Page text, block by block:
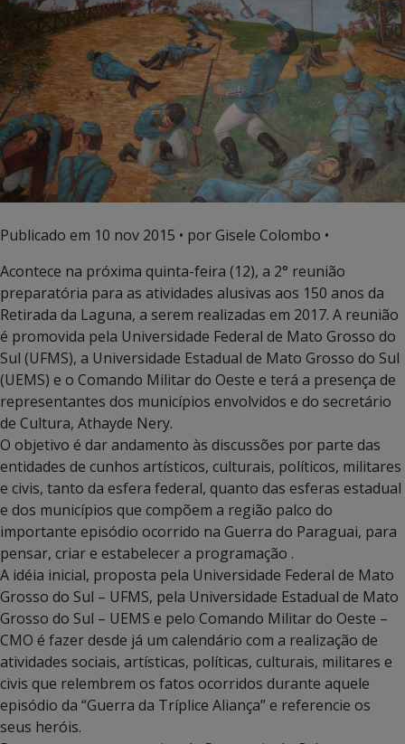
Publicado em 10 nov 2015 • por Gisele Colombo •
Acontece na próxima quinta-feira (12), a 2° reunião
preparatória para as atividades alusivas aos 150 anos da
Retirada da Laguna, a serem realizadas em 2017. A reunião
é promovida pela Universidade Federal de Mato Grosso do
Sul (UFMS), a Universidade Estadual de Mato Grosso do Sul
(UEMS) e o Comando Militar do Oeste e terá a presença de
representantes dos municípios envolvidos e do secretário
de Cultura, Athayde Nery.
O objetivo é dar andamento às discussões por parte das
entidades de cunhos artísticos, culturais, políticos, militares
e civis, tanto da esfera federal, quanto das esferas estadual
e dos municípios que compõem a região palco do
importante episódio ocorrido na Guerra do Paraguai, para
pensar, criar e estabelecer a programação .
A idéia inicial, proposta pela Universidade Federal de Mato
Grosso do Sul – UFMS, pela Universidade Estadual de Mato
Grosso do Sul – UEMS e pelo Comando Militar do Oeste –
CMO é fazer desde já um calendário com a realização de
atividades sociais, artísticas, políticas, culturais, militares e
civis que relembrem os fatos ocorridos durante aquele
episódio da “Guerra da Tríplice Aliança” e referencie os
seus heróis.